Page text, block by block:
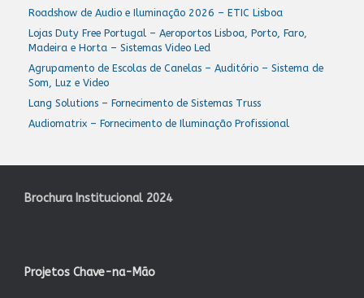
Roadshow de Audio e Iluminação 2026 – ETIC Lisboa
Lojas Duty Free Portugal – Aeroportos Lisboa, Porto, Faro,
Madeira e Horta – Sistemas Video Led
Agrupamento de Escolas de Canelas – Auditório – Sistema de
Som, Luz e Video
Lang Solutions – Fornecimento de Sistemas Truss
Audiomatrix – Fornecimento de Iluminação Profissional
Brochura Institucional 2024
Projetos Chave-na-Mão